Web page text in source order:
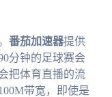
番茄加速器提供
分钟的足球赛会
把体育直播的流
带宽，即使是